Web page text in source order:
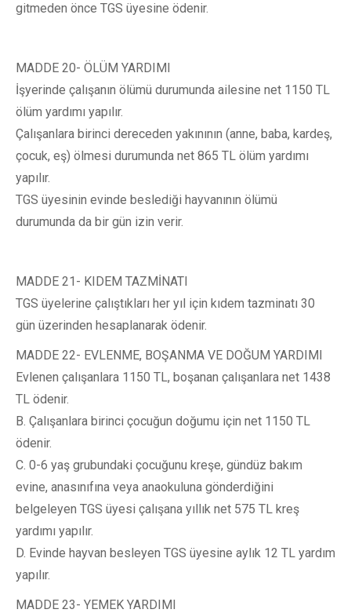
gitmeden önce TGS üyesine ödenir.
MADDE 20- ÖLÜM YARDIMI
İşyerinde çalışanın ölümü durumunda ailesine net 1150 TL
ölüm yardımı yapılır.
Çalışanlara birinci dereceden yakınının (anne, baba, kardeş,
çocuk, eş) ölmesi durumunda net 865 TL ölüm yardımı
yapılır.
TGS üyesinin evinde beslediği hayvanının ölümü
durumunda da bir gün izin verir.
MADDE 21- KIDEM TAZMİNATI
TGS üyelerine çalıştıkları her yıl için kıdem tazminatı 30
gün üzerinden hesaplanarak ödenir.
MADDE 22- EVLENME, BOŞANMA VE DOĞUM YARDIMI
Evlenen çalışanlara 1150 TL, boşanan çalışanlara net 1438
TL ödenir.
B. Çalışanlara birinci çocuğun doğumu için net 1150 TL
ödenir.
C. 0-6 yaş grubundaki çocuğunu kreşe, gündüz bakım
evine, anasınıfına veya anaokuluna gönderdiğini
belgeleyen TGS üyesi çalışana yıllık net 575 TL kreş
yardımı yapılır.
D. Evinde hayvan besleyen TGS üyesine aylık 12 TL yardım
yapılır.
MADDE 23- YEMEK YARDIMI